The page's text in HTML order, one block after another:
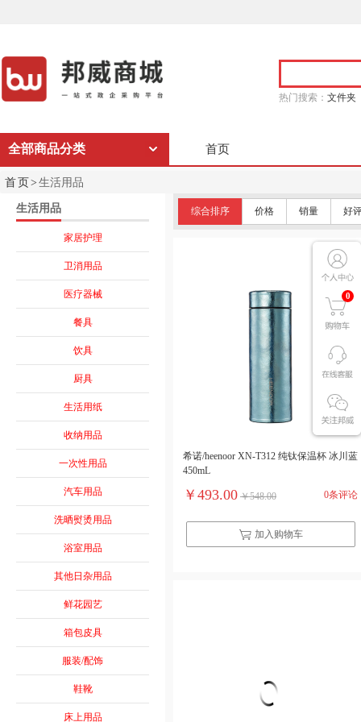
热门搜索： 文件夹
0
全部商品分类 首页
首页> 生活用品
生活用品
家居护理
卫消用品
医疗器械
餐具
饮具
厨具
生活用纸
收纳用品
一次性用品
汽车用品
洗晒熨烫用品
浴室用品
其他日杂用品
鲜花园艺
箱包皮具
服装/配饰
鞋靴
床上用品
综合排序 价格 销量 好
希诺/heenoor XN-T312 纯钛保温杯 冰川蓝
450mL
￥493.00 ￥548.00 0条评论
加入购物车